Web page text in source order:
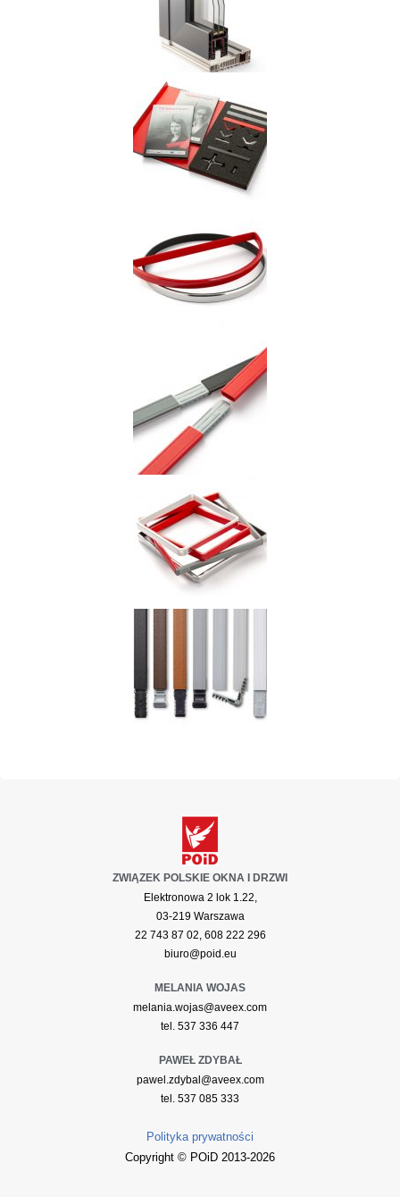
ZWIĄZEK POLSKIE OKNA I DRZWI
Elektronowa 2 lok 1.22,
03-219 Warszawa
22 743 87 02, 608 222 296
biuro@poid.eu
MELANIA WOJAS
melania.wojas@aveex.com
tel. 537 336 447
PAWEŁ ZDYBAŁ
pawel.zdybal@aveex.com
tel. 537 085 333
Polityka prywatności
Copyright © POiD 2013-2026